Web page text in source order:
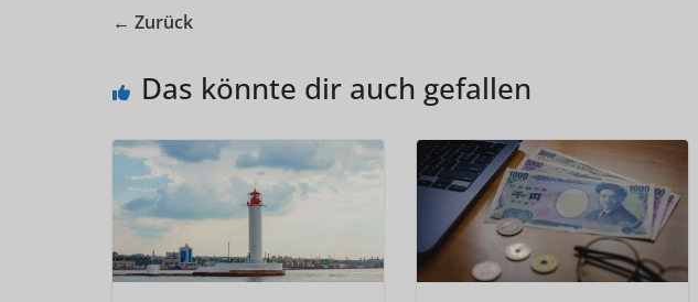
← Zurück
Das könnte dir auch gefallen